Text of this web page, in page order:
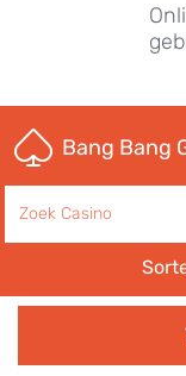
Bang Bang